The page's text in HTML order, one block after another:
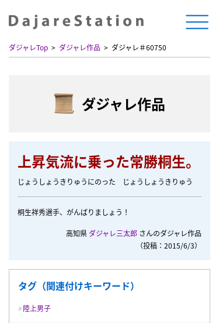
ダジャレTop ダジャレ作品 ダジャレ＃60750
ダジャレ作品
上昇気流に乗った常勝桐生。
じょうしょうきりゅうにのった じょうしょうきりゅう
桐生祥秀選手、がんばりましょう！
高知県 ダジャレ三太郎 さんのダジャレ作品
（投稿：2015/6/3）
タグ（関連付けキーワード）
陸上男子